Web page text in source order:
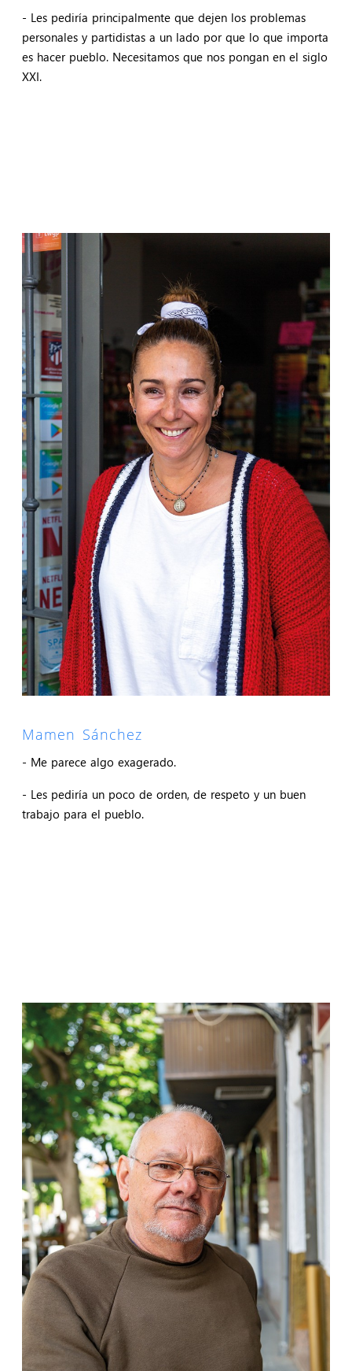
- Les pediría principalmente que dejen los problemas
personales y partidistas a un lado por que lo que importa
es hacer pueblo. Necesitamos que nos pongan en el siglo
XXI.
Mamen Sánchez
- Me parece algo exagerado.
- Les pediría un poco de orden, de respeto y un buen
trabajo para el pueblo.